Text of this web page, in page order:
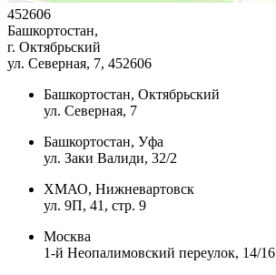
452606
Башкортостан,
г. Октябрьский
ул. Северная, 7, 452606
Башкортостан, Октябрьский
ул. Северная, 7
Башкортостан, Уфа
ул. Заки Валиди, 32/2
ХМАО, Нижневартовск
ул. 9П, 41, стр. 9
Москва
1-й Неопалимовский переулок, 14/16